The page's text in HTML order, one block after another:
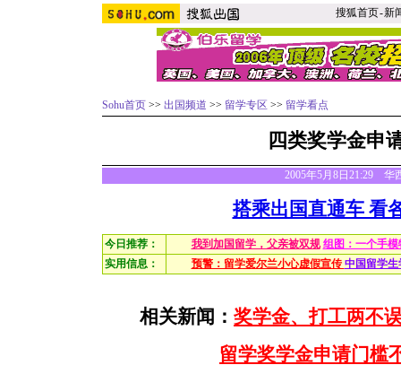
搜狐首页-新
Sohu首页 >> 出国频道 >> 留学专区 >> 留学看点
四类奖学金申
2005年5月8日21:29 华
搭乘出国直通车 看
今日推荐： 我到加国留学，父亲被双规 组图：一个手
实用信息：
预警：留学爱尔兰小心虚假宣传 中国留学
相关新闻： 奖学金、打工两不
留学奖学金申请门槛